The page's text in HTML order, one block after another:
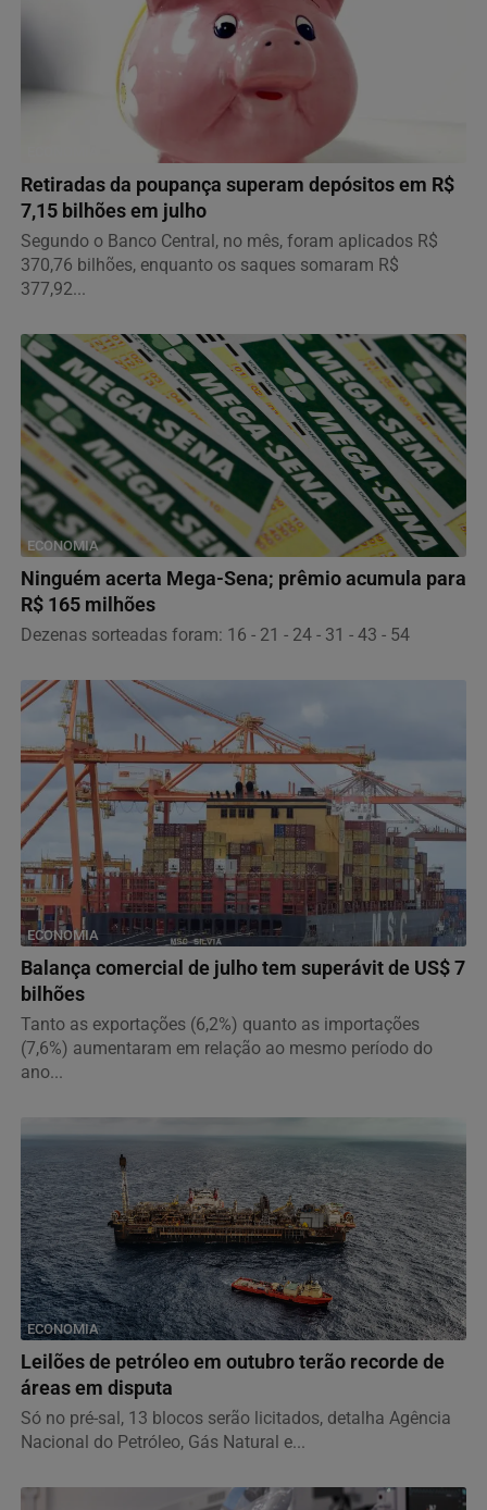
Retiradas da poupança superam depósitos em R$
7,15 bilhões em julho
Segundo o Banco Central, no mês, foram aplicados R$
370,76 bilhões, enquanto os saques somaram R$
377,92...
ECONOMIA
Ninguém acerta Mega-Sena; prêmio acumula para
R$ 165 milhões
Dezenas sorteadas foram: 16 - 21 - 24 - 31 - 43 - 54
ECONOMIA
Balança comercial de julho tem superávit de US$ 7
bilhões
Tanto as exportações (6,2%) quanto as importações
(7,6%) aumentaram em relação ao mesmo período do
ano...
ECONOMIA
Leilões de petróleo em outubro terão recorde de
áreas em disputa
Só no pré-sal, 13 blocos serão licitados, detalha Agência
Nacional do Petróleo, Gás Natural e...